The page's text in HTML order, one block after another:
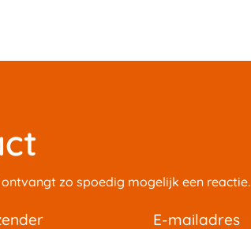
zo spoedig mogelijk een reactie.
e-mailadres